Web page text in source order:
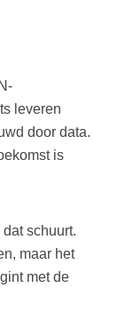
leveren
door data.
is
schuurt.
maar het
met de